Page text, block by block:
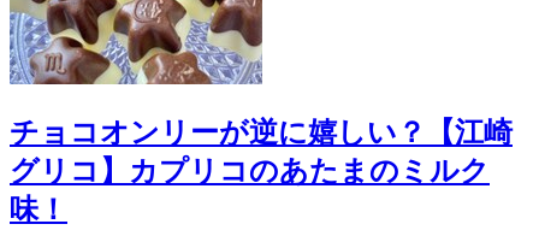
チョコオンリーが逆に嬉しい？【江崎
グリコ】カプリコのあたまのミルク
味！